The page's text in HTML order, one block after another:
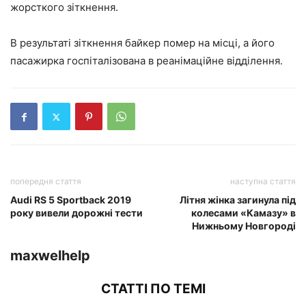
жорсткого зіткнення.
В результаті зіткнення байкер помер на місці, а його
пасажирка госпіталізована в реанімаційне відділення.
попередня стаття
Audi RS 5 Sportback 2019
року вивели дорожні тести
наступна стаття
Літня жінка загинула під
колесами «Камазу» в
Нижньому Новгороді
maxwelhelp
СТАТТІ ПО ТЕМІ